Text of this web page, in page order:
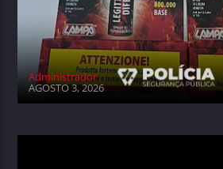
Administrador
AGOSTO 3, 2026